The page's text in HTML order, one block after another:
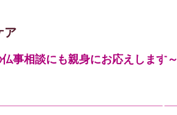
ア
事相談にも親身にお応えします～